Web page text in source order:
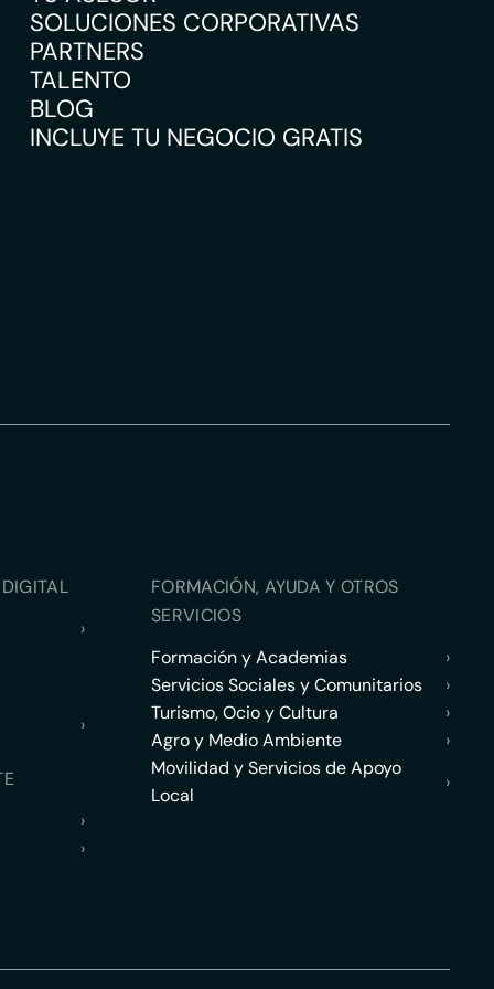
SOLUCIONES CORPORATIVAS
PARTNERS
TALENTO
BLOG
INCLUYE TU NEGOCIO GRATIS
›
›
›
›
FORMACIÓN, AYUDA Y OTROS
SERVICIOS
Formación y Academias
›
Servicios Sociales y Comunitarios
›
Turismo, Ocio y Cultura
›
Agro y Medio Ambiente
›
Movilidad y Servicios de Apoyo
Local
›